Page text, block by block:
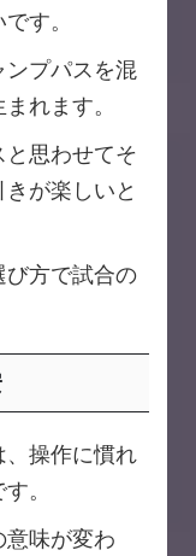
す。
ンプパスを混
れます。
と思わせてそ
が楽しいと
び方で試合の
、操作に慣れ
。
味が変わ